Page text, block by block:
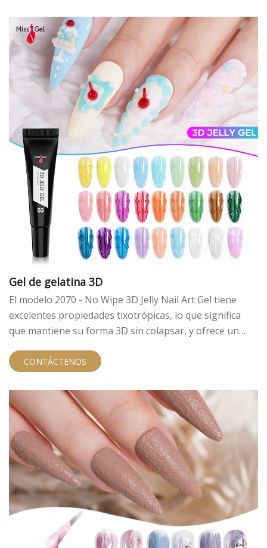
distribuidores y marcas privadas de todo el mundo. Este
gel para esculpir en 3D ofrece una experiencia de
"movimiento cero", lo que garantiza que sus clientes
puedan crear diseños de nivel maestro con facilidad.
Gel de gelatina 3D
El modelo 2070 - No Wipe 3D Jelly Nail Art Gel tiene
excelentes propiedades tixotrópicas, lo que significa
que mantiene su forma 3D sin colapsar, y ofrece un
punta puntiaguda que facilita la creación de patrones
CONTÁCTENOS